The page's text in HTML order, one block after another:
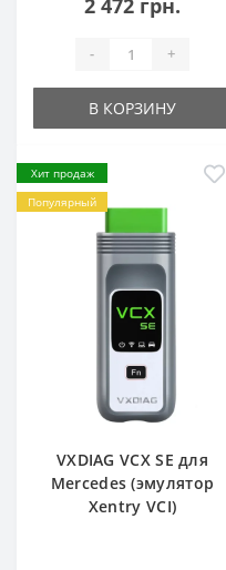
- +
В КОРЗИНУ
Хит продаж
Популярный
VXDIAG VCX SE для
Mercedes (эмулятор
Xentry VCI)